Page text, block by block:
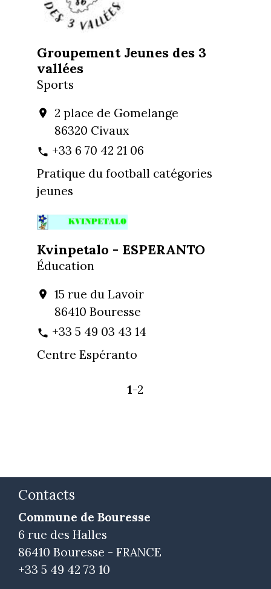
Groupement Jeunes des 3
vallées
Sports
location_on
2 place de Gomelange
86320 Civaux
phone +33 6 70 42 21 06
Pratique du football catégories
jeunes
Kvinpetalo - ESPERANTO
Éducation
location_on
15 rue du Lavoir
86410 Bouresse
phone +33 5 49 03 43 14
Centre Espéranto
1-2
Contacts
Commune de Bouresse
6 rue des Halles
86410 Bouresse - FRANCE
+33 5 49 42 73 10